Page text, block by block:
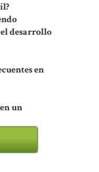
desarrollo
en
un